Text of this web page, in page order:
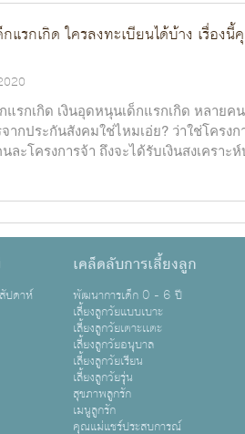
แรกเกิด ใครลงทะเบียนได้บ้าง เรื่อง
รกเกิด เงินอุดหนุนเด็กแรกเกิด หลายค
ากประกันสังคมใช่ไหมเอ่ย? ว่าใช่โครงก
ละโครงการจ้า ถึงจะได้รับเงินสงเคราะ
ปดาห์
เคล็ดลับการเลี้ยงลูก
พัฒนาการเด็ก 0 - 6 ปี
เลี้ยงลูกวัยแบบเบาะ
เลี้ยงลูกวัยเตาะเเตะ
เลี้ยงลูกวัยอนุบาล
เลี้ยงลูกวัยเรียน
เลี้ยงลูกวัยรุ่น
สุขภาพลูกรัก
เมนูลูกรัก
คุณแม่แชร์ประสบการณ์